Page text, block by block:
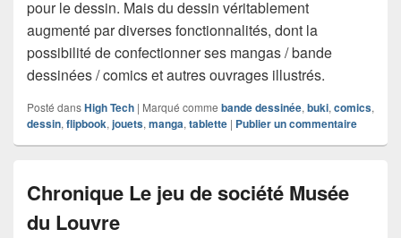
pour le dessin. Mais du dessin véritablement
augmenté par diverses fonctionnalités, dont la
possibilité de confectionner ses mangas / bande
dessinées / comics et autres ouvrages illustrés.
Posté dansHigh Tech | Marqué comme bande dessinée, buki, comics,
dessin, flipbook, jouets, manga, tablette | Publier un commentaire
Chronique Le jeu de société Musée
du Louvre